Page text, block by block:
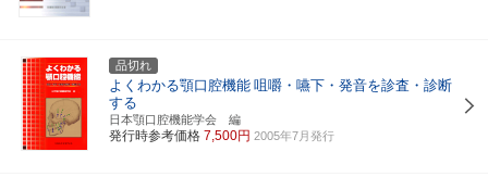
品切れ
よくわかる顎口腔機能 咀嚼・嚥下・発音を診査・診断
する
日本顎口腔機能学会 編
発行時参考価格 7,500円 2005年7月発行